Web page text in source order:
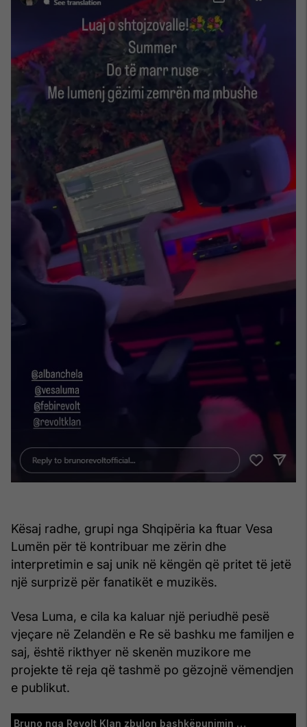
Kësaj radhe, grupi nga Shqipëria ka ftuar Vesa
Lumën për të kontribuar me zërin dhe
interpretimin e saj unik në këngën që pritet të jetë
një surprizë për fanatikët e muzikës.
Vesa Luma, e cila ka kaluar një periudhë pesë
vjeçare në Zelandën e Re së bashku me familjen e
saj, është rikthyer në skenën muzikore me
projekte të reja që tashmë po gëzojnë vëmendjen
e publikut.